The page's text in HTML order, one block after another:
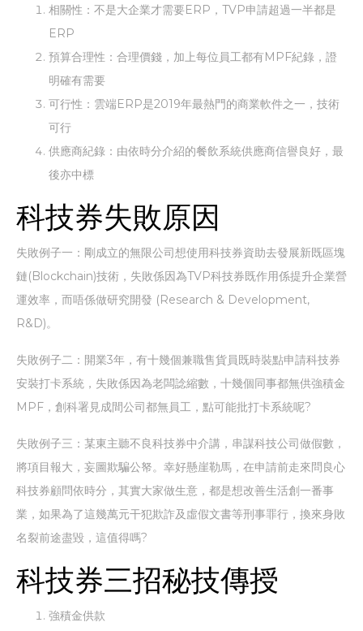
相關性：不是大企業才需要ERP，TVP申請超過一半都是
ERP
預算合理性：合理價錢，加上每位員工都有MPF紀錄，證
明確有需要
可行性：雲端ERP是2019年最熱門的商業軟件之一，技術
可行
供應商紀錄：由依時分介紹的餐飲系統供應商信譽良好，最
後亦中標
科技券失敗原因
失敗例子一：剛成立的無限公司想使用科技券資助去發展新既區塊
鏈(Blockchain)技術，失敗係因為TVP科技券既作用係提升企業營
運效率，而唔係做研究開發 (Research & Development,
R&D)。
失敗例子二：開業3年，有十幾個兼職售貨員既時裝點申請科技券
安裝打卡系統，失敗係因為老闆諗縮數，十幾個同事都無供強積金
MPF，創科署見成間公司都無員工，點可能批打卡系統呢?
失敗例子三：某東主聽不良科技券中介講，串謀科技公司做假數，
將項目報大，妄圖欺騙公帑。幸好懸崖勒馬，在申請前走來問良心
科技券顧問依時分，其實大家做生意，都是想改善生活創一番事
業，如果為了這幾萬元干犯欺詐及虛假文書等刑事罪行，換來身敗
名裂前途盡毀，這值得嗎?
科技券三招秘技傳授
強積金供款